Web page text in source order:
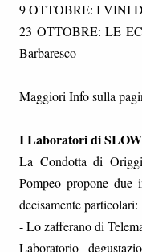
9 OTTOBRE: I VINI
23 OTTOBRE: LE
Barbaresco
Maggiori Info sulla
I Laboratori di
La Condotta di
Pompeo propone due
decisamente particolari:
- Lo zafferano di
Laboratorio